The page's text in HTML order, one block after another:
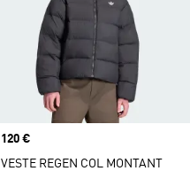
Prix
120 €
VESTE REGEN COL MONTANT